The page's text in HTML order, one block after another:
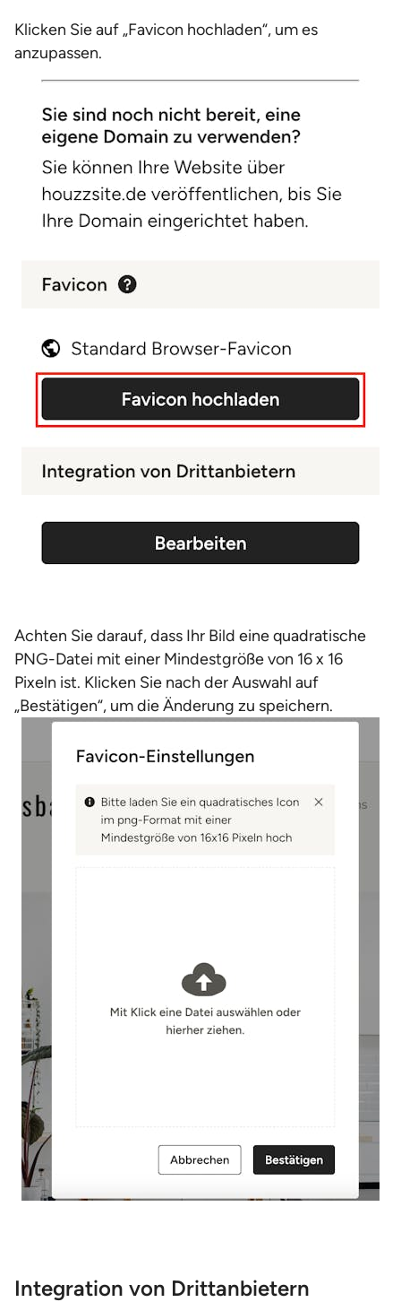
Klicken Sie auf „Favicon hochladen“, um es
anzupassen.
Achten Sie darauf, dass Ihr Bild eine quadratische
PNG-Datei mit einer Mindestgröße von 16 x 16
Pixeln ist. Klicken Sie nach der Auswahl auf
„Bestätigen“, um die Änderung zu speichern.
Integration von Drittanbietern